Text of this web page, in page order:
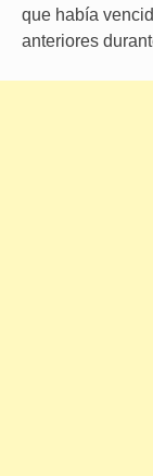
que había
anteriores